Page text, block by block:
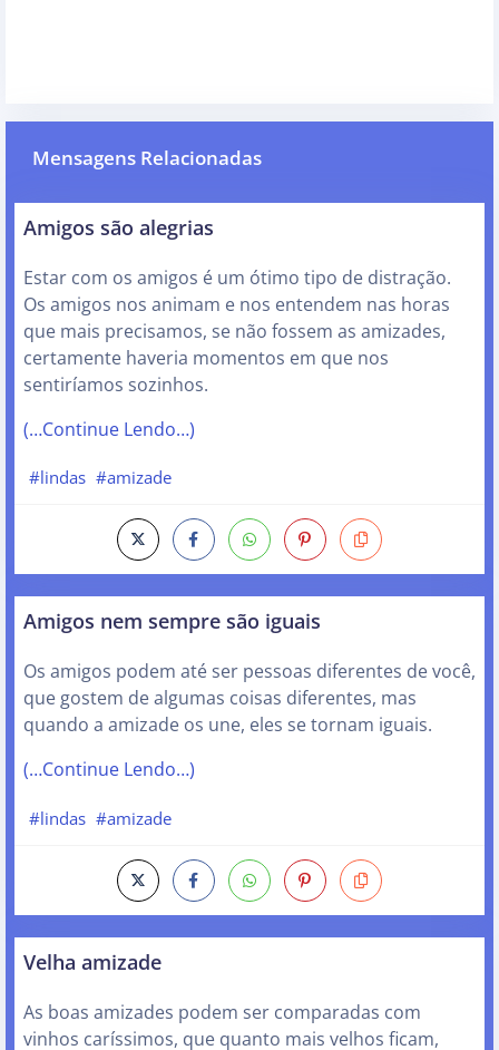
Mensagens Relacionadas
Amigos são alegrias
Estar com os amigos é um ótimo tipo de distração.
Os amigos nos animam e nos entendem nas horas
que mais precisamos, se não fossem as amizades,
certamente haveria momentos em que nos
sentiríamos sozinhos.
(…Continue Lendo…)
#lindas #amizade
Amigos nem sempre são iguais
Os amigos podem até ser pessoas diferentes de você,
que gostem de algumas coisas diferentes, mas
quando a amizade os une, eles se tornam iguais.
(…Continue Lendo…)
#lindas #amizade
Velha amizade
As boas amizades podem ser comparadas com
vinhos caríssimos, que quanto mais velhos ficam,